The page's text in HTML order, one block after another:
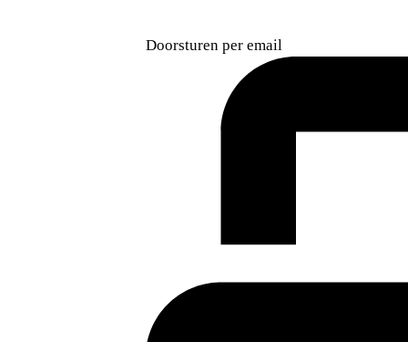
Doorsturen per email